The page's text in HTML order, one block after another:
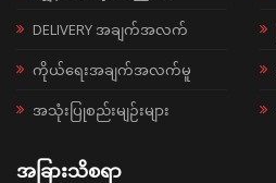
DELIVERY အချက်အလက်
ကိုယ်ရေးအချက်အလက်မူ
အသုံးပြုစည်းမျဉ်းများ
အခြားသိစရာ